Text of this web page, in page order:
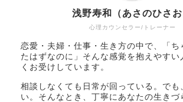
心理カウンセラー/トレーナー
浅野寿和（あさのひさお
恋愛・夫婦・仕事・生き方の中で、「ち
たはずなのに」そんな感覚を抱えやすい
くお受けしています。
相談しなくても日常が回っている。でも
い。そんなとき、丁寧にあなたの生きづ